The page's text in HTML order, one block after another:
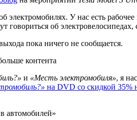
электромобилях. У нас есть
говориться об
пока ничего не сообщается.
контента
и «Месть электромобиля», я
на DVD со скидкой 35%
автомобилей»